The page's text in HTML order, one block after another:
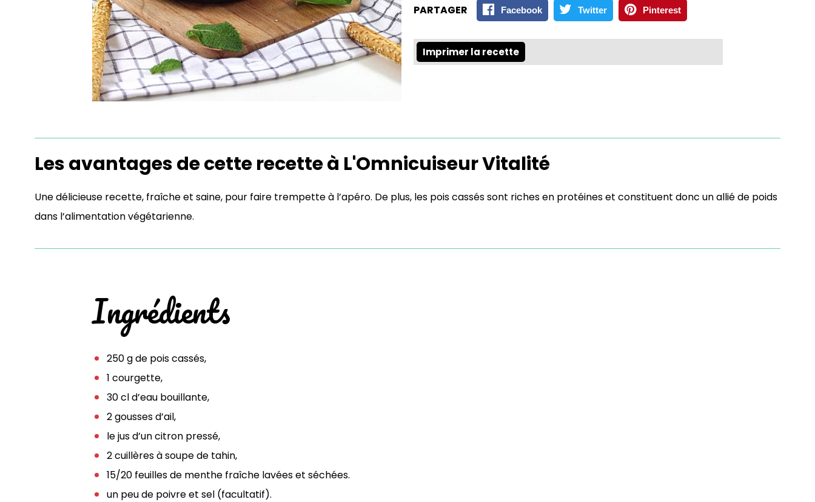
PARTAGER Facebook Twitter Pinterest
Imprimer la recette
Les avantages de cette recette à L'Omnicuiseur Vitalité
Une délicieuse recette, fraîche et saine, pour faire trempette à l’apéro. De plus, les pois cassés sont riches en protéines et constituent donc un allié de poids
dans l’alimentation végétarienne.
Ingrédients
250 g de pois cassés,
1 courgette,
30 cl d’eau bouillante,
2 gousses d’ail,
le jus d’un citron pressé,
2 cuillères à soupe de tahin,
15/20 feuilles de menthe fraîche lavées et séchées.
un peu de poivre et sel (facultatif).